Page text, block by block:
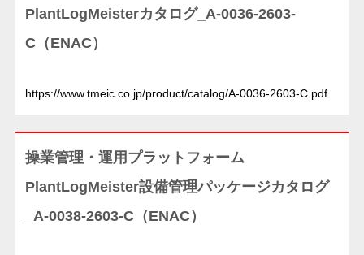
PlantLogMeisterカタログ_A-0036-2603-
C（ENAC）
https://www.tmeic.co.jp/product/catalog/A-0036-2603-C.pdf
操業管理・運用プラットフォーム
PlantLogMeister設備管理パッケージカタログ
_A-0038-2603-C（ENAC）